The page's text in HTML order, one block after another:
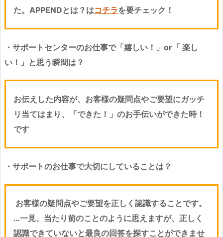
た。APPENDとは？はコチラを要チェック！
・サポートセンターのお仕事で「嬉しい！」or「 楽し
い！」と思う瞬間は？
お伝えした内容が、お客様の疑問点やご要望にガッチ
リ当てはまり、「できた！」のお手伝いができた時！
です
・サポートのお仕事で大切にしていることは？
お客様の疑問点やご要望を正しく認識することです。
…一見、当たり前のことのように思えますが、正しく
認識できていないと最良の回答を探すことができませ